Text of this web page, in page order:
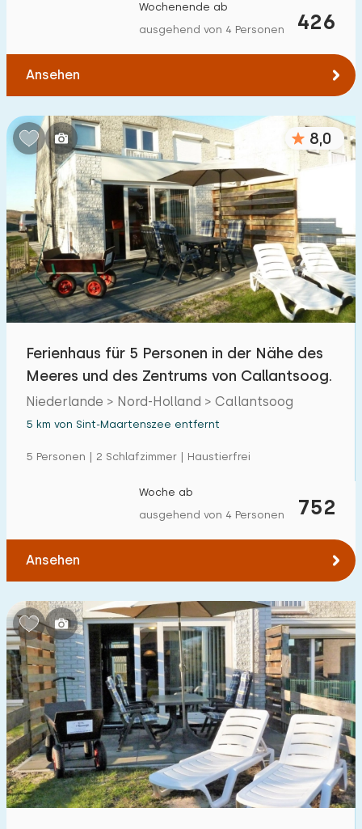
426
Wochenende ab
ausgehend von 4 Personen
Ansehen
8,0
Ferienhaus für 5 Personen in der Nähe des
Meeres und des Zentrums von Callantsoog.
Niederlande > Nord-Holland > Callantsoog
5 km von Sint-Maartenszee entfernt
5 Personen | 2 Schlafzimmer | Haustierfrei
752
Woche ab
ausgehend von 4 Personen
Ansehen